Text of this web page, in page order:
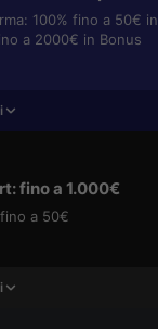
100% fino a 50€ in
a 2000€ in Bonus
fino a 1.000€
a 50€